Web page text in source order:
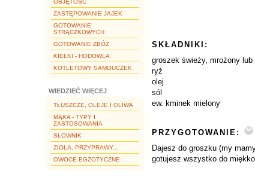
OBJĘTOŚĆ
ZASTĘPOWANIE JAJEK
GOTOWANIE
STRĄCZKOWYCH
GOTOWANIE ZBÓŻ
KIEŁKI - HODOWLA
KOTLETOWY SAMOUCZEK
WIEDZIEĆ WIĘCEJ
TŁUSZCZE, OLEJE I OLIWA
MĄKA - TYPY I
ZASTOSOWANIA
SŁOWNIK
ZIOŁA, PRZYPRAWY...
OWOCE EGZOTYCZNE
SKŁADNIKI:
groszek świeży, mrożony lub
ryż
olej
sól
ew. kminek mielony
PRZYGOTOWANIE:
Dajesz do groszku (my
gotujesz wszystko do